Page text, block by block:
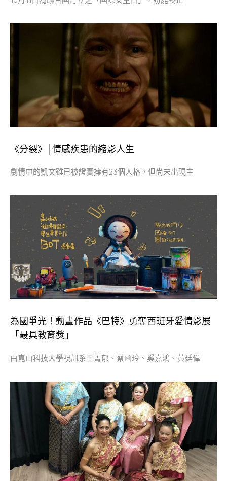
《分裂》│情感疾患的縮影人生
劇情中的凱文雖已被證實擁有23個人格，但尚未出現主
為國爭光！動畫作品《巴特》勇奪西班牙愛情影展
「最具教育獎」
由崑山科技大學視訊系王菁郁、蔡函玲、奚嘉鴻、黃廷偉